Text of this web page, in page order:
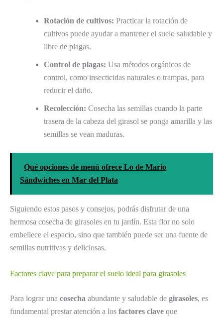
Rotación de cultivos: Practicar la rotación de
cultivos puede ayudar a mantener el suelo saludable y
libre de plagas.
Control de plagas: Usa métodos orgánicos de
control, como insecticidas naturales o trampas, para
reducir el daño.
Recolección: Cosecha las semillas cuando la parte
trasera de la cabeza del girasol se ponga amarilla y las
semillas se vean maduras.
Qué opciones de menú ofrece Lo de Mario
Sándwiches en Mar del Plata
Siguiendo estos pasos y consejos, podrás disfrutar de una
hermosa cosecha de girasoles en tu jardín. Esta flor no solo
embellece el espacio, sino que también puede ser una fuente de
semillas nutritivas y deliciosas.
Factores clave para preparar el suelo ideal para girasoles
Para lograr una cosecha abundante y saludable de girasoles, es
fundamental prestar atención a los factores clave que